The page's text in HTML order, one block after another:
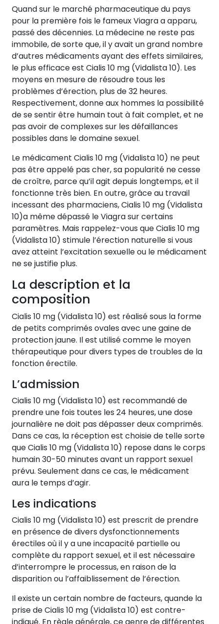
Quand sur le marché pharmaceutique du pays
pour la première fois le fameux Viagra a apparu,
passé des décennies. La médecine ne reste pas
immobile, de sorte que, il y avait un grand nombre
d’autres médicaments ayant des effets similaires,
le plus efficace est Cialis 10 mg (Vidalista 10). Les
moyens en mesure de résoudre tous les
problèmes d’érection, plus de 32 heures.
Respectivement, donne aux hommes la possibilité
de se sentir être humain tout à fait complet, et ne
pas avoir de complexes sur les défaillances
possibles dans le domaine sexuel.
Le médicament Cialis 10 mg (Vidalista 10) ne peut
pas être appelé pas cher, sa popularité ne cesse
de croître, parce qu’il agit depuis longtemps, et il
fonctionne très bien. En outre, grâce au travail
incessant des pharmaciens, Cialis 10 mg (Vidalista
10)a même dépassé le Viagra sur certains
paramètres. Mais rappelez-vous que Cialis 10 mg
(Vidalista 10) stimule l’érection naturelle si vous
avez atteint l’excitation sexuelle ou le médicament
ne se justifie plus.
La description et la
composition
Cialis 10 mg (Vidalista 10) est réalisé sous la forme
de petits comprimés ovales avec une gaine de
protection jaune. Il est utilisé comme le moyen
thérapeutique pour divers types de troubles de la
fonction érectile.
L’admission
Cialis 10 mg (Vidalista 10) est recommandé de
prendre une fois toutes les 24 heures, une dose
journalière ne doit pas dépasser deux comprimés.
Dans ce cas, la réception est choisie de telle sorte
que Cialis 10 mg (Vidalista 10) repose dans le corps
humain 30-50 minutes avant un rapport sexuel
prévu. Seulement dans ce cas, le médicament
aura le temps d’agir.
Les indications
Cialis 10 mg (Vidalista 10) est prescrit de prendre
en présence de divers dysfonctionnements
érectiles où il y a une incapacité partielle ou
complète du rapport sexuel, et il est nécessaire
d’interrompre le processus, en raison de la
disparition ou l’affaiblissement de l’érection.
Il existe un certain nombre de facteurs, quande la
prise de Cialis 10 mg (Vidalista 10) est contre-
indiqué. En règle générale, ce genre de différentes